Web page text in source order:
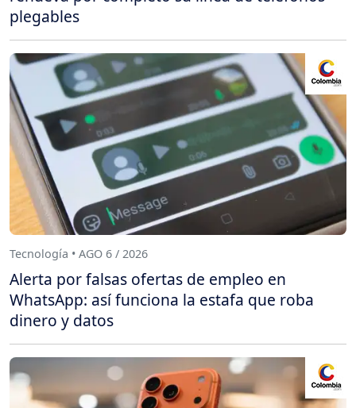
plegables
Tecnología • AGO 6 / 2026
Alerta por falsas ofertas de empleo en
WhatsApp: así funciona la estafa que roba
dinero y datos